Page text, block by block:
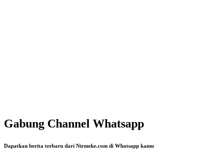
Gabung Channel Whatsapp
Dapatkan berita terbaru dari Nirmeke.com di Whatsapp kamu